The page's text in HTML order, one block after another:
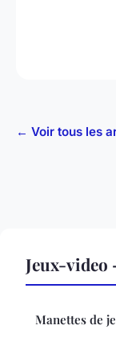
← Voir tous les
Jeux-video
Manettes de